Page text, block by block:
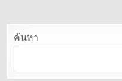
ค้นหา